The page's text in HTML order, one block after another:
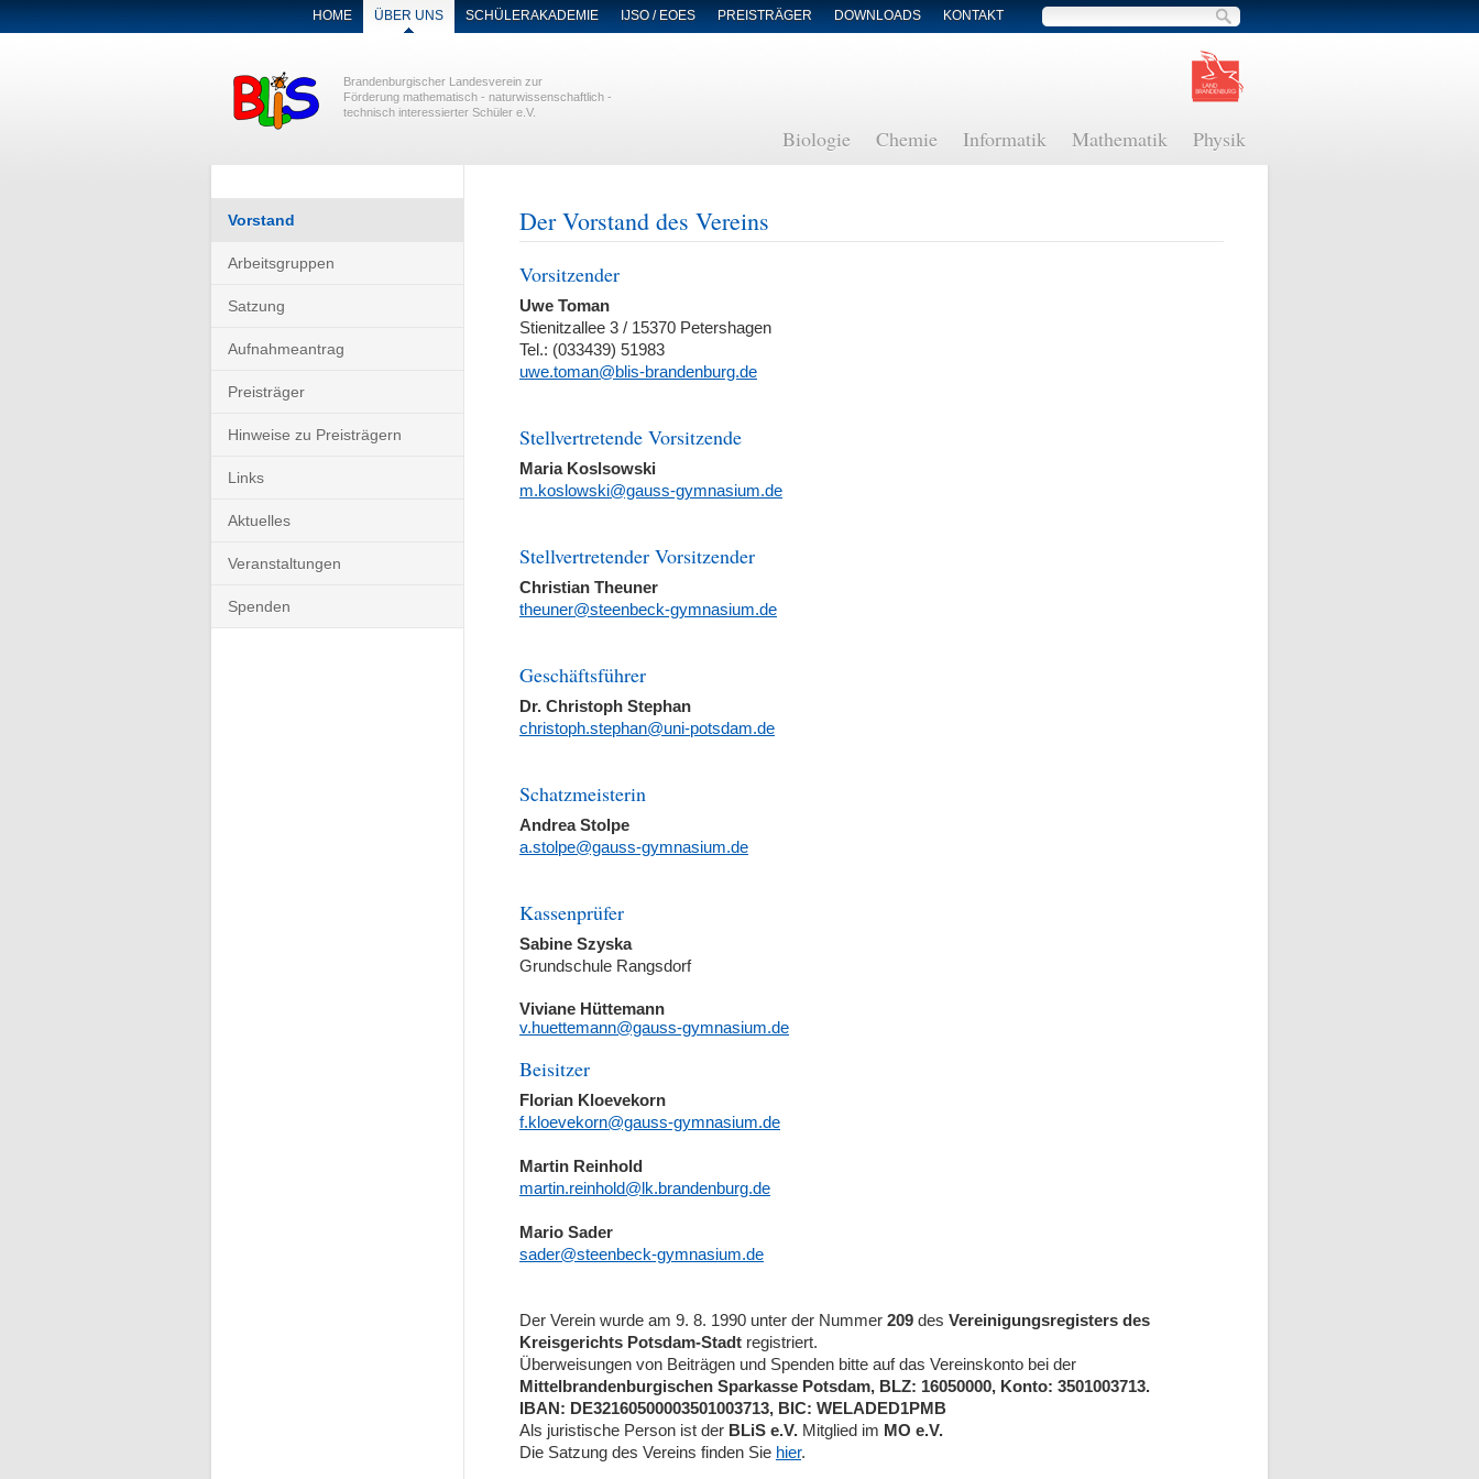
NAVIGATION
ÜBERSPRINGEN
HOME ÜBER UNS SCHÜLERAKADEMIE IJSO / EOES PREISTRÄGER DOWNLOADS KONTAKT Suche
Brandenburgischer Landesverein zur
Förderung mathematisch - naturwissenschaftlich -
technisch interessierter Schüler e.V.
Navigation
überspringen
Biologie Chemie Informatik Mathematik Physik
Der Vorstand des Vereins
Vorsitzender
Uwe Toman
Stienitzallee 3 / 15370 Petershagen
Tel.: (033439) 51983
uwe.toman@blis-brandenburg.de
Stellvertretende Vorsitzende
Maria Koslsowski
m.koslowski@gauss-gymnasium.de
Stellvertretender Vorsitzender
Christian Theuner
theuner@steenbeck-gymnasium.de
Geschäftsführer
Dr. Christoph Stephan
christoph.stephan@uni-potsdam.de
Schatzmeisterin
Andrea Stolpe
a.stolpe@gauss-gymnasium.de
Kassenprüfer
Sabine Szyska
Grundschule Rangsdorf
Viviane Hüttemann
v.huettemann@gauss-gymnasium.de
Beisitzer
Florian Kloevekorn
f.kloevekorn@gauss-gymnasium.de
Martin Reinhold
martin.reinhold@lk.brandenburg.de
Mario Sader
sader@steenbeck-gymnasium.de
Der Verein wurde am 9. 8. 1990 unter der Nummer 209 des Vereinigungsregisters des
Kreisgerichts Potsdam-Stadt registriert.
Überweisungen von Beiträgen und Spenden bitte auf das Vereinskonto bei der
Mittelbrandenburgischen Sparkasse Potsdam, BLZ: 16050000, Konto: 3501003713.
IBAN: DE32160500003501003713, BIC: WELADED1PMB
Als juristische Person ist der BLiS e.V. Mitglied im MO e.V.
Die Satzung des Vereins finden Sie hier.
überspringen
Vorstand
Arbeitsgruppen
Satzung
Aufnahmeantrag
Preisträger
Hinweise zu Preisträgern
Links
Aktuelles
Veranstaltungen
Spenden